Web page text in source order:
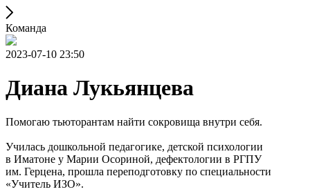
Команда
2023-07-10 23:50
Диана Лукьянцева
Помогаю тьюторантам найти сокровища внутри себя.
Училась дошкольной педагогике, детской психологии
в Иматоне у Марии Осориной, дефектологии в РГПУ
им. Герцена, прошла переподготовку по специальности
«Учитель ИЗО».